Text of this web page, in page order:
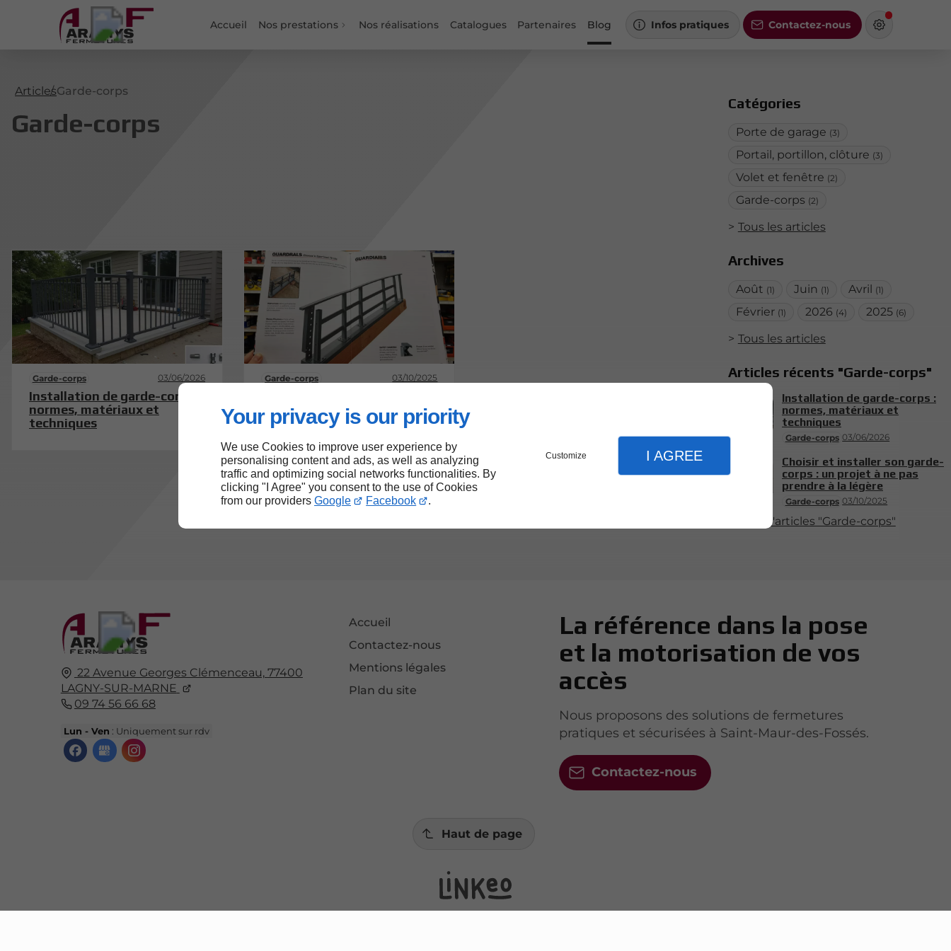
Your privacy is our priority
We use Cookies to improve user experience by
personalising content and ads, as well as analyzing
traffic and optimizing social networks functionalities. By
clicking "I Agree" you consent to the use of Cookies
from our providers Google Facebook .
Customize I AGREE
Accueil Nos prestations Nos réalisations Catalogues Partenaires Blog Infos pratiques Contactez-nous
Catégories
Porte de garage (3)
Portail, portillon, clôture (3)
Volet et fenêtre (2)
Garde-corps (2)
Tous les articles
Archives
Août (1) Juin (1) Avril (1)
Février (1) 2026 (4) 2025 (6)
Tous les articles
Articles récents "Garde-corps"
Garde-corps 03/06/2026
Installation de garde-corps :
normes, matériaux et
techniques
Garde-corps 03/10/2025
Choisir et installer son garde-
corps : un projet à ne pas
prendre à la légère
Plus d'articles "Garde-corps"
ArticlesGarde-corps
Garde-corps
Garde-corps 03/06/2026
Installation de garde-corps :
normes, matériaux et
techniques
Garde-corps 03/10/2025
garde-corps : un projet à ne
pas prendre à la légère
22 Avenue Georges Clémenceau, 77400
LAGNY-SUR-MARNE
09 74 56 66 68
Lun - Ven : Uniquement sur rdv
Accueil
Contactez-nous
Mentions légales
Plan du site
La référence dans la pose
et la motorisation de vos
accès
Nous proposons des solutions de fermetures
pratiques et sécurisées à Saint-Maur-des-Fossés.
Contactez-nous
Haut de page